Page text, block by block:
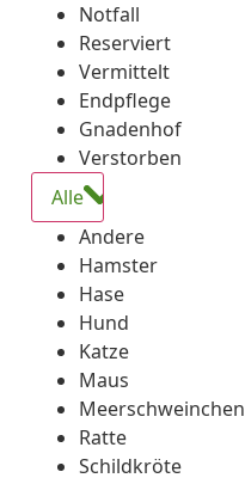
Notfall
Reserviert
Vermittelt
Endpflege
Gnadenhof
Verstorben
Alle
Andere
Hamster
Hase
Hund
Katze
Maus
Meerschweinchen
Ratte
Schildkröte